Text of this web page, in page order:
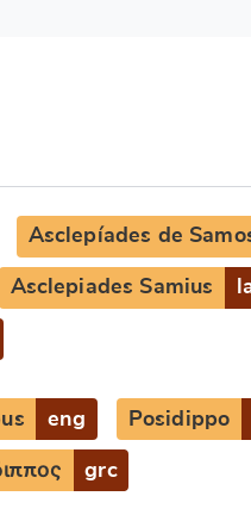
Asclepíades de
Asclepiades Samius
eng Posidippo
grc